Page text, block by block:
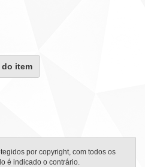
item
por copyright, com todos os
é indicado o contrário.